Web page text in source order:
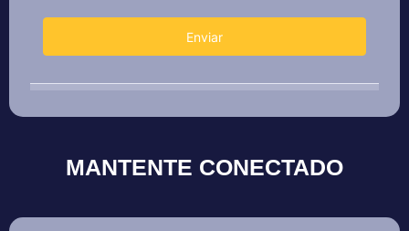
MANTENTE CONECTADO